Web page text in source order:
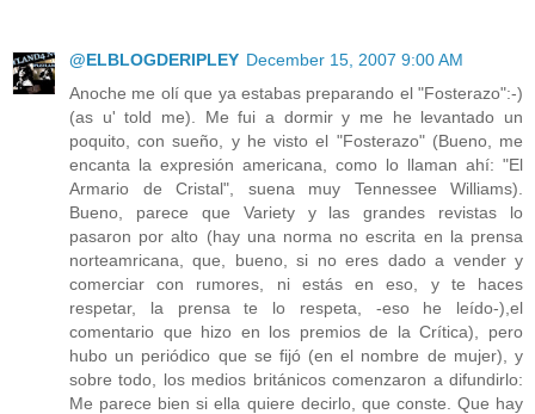
@ELBLOGDERIPLEY December 15, 2007 9:00 AM
Anoche me olí que ya estabas preparando el "Fosterazo":-)
(as u' told me). Me fui a dormir y me he levantado un
poquito, con sueño, y he visto el "Fosterazo" (Bueno, me
encanta la expresión americana, como lo llaman ahí: "El
Armario de Cristal", suena muy Tennessee Williams).
Bueno, parece que Variety y las grandes revistas lo
pasaron por alto (hay una norma no escrita en la prensa
norteamricana, que, bueno, si no eres dado a vender y
comerciar con rumores, ni estás en eso, y te haces
respetar, la prensa te lo respeta, -eso he leído-),el
comentario que hizo en los premios de la Crítica), pero
hubo un periódico que se fijó (en el nombre de mujer), y
sobre todo, los medios británicos comenzaron a difundirlo:
Me parece bien si ella quiere decirlo, que conste. Que hay